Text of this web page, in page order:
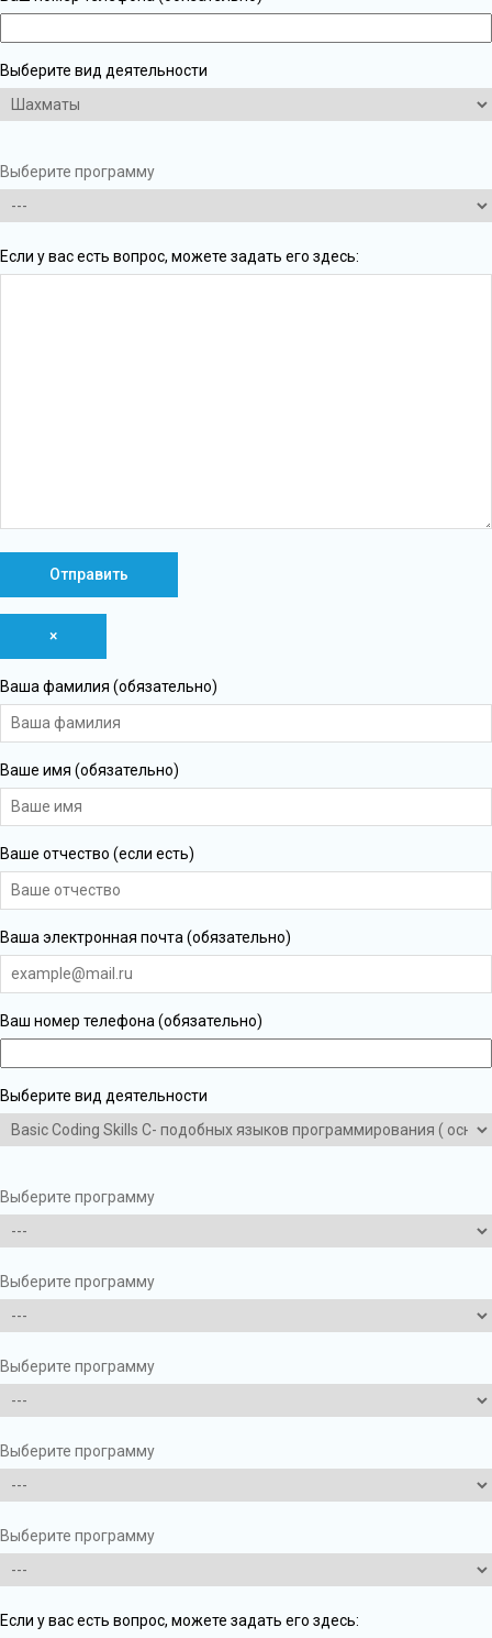
Выберите вид деятельности
Выберите программу
Если у вас есть вопрос, можете задать его здесь:
×
Ваша фамилия (обязательно)
Ваше имя (обязательно)
Ваше отчество (если есть)
Ваша электронная почта (обязательно)
Ваш номер телефона (обязательно)
Выберите вид деятельности
Выберите программу
Выберите программу
Выберите программу
Выберите программу
Выберите программу
Если у вас есть вопрос, можете задать его здесь: